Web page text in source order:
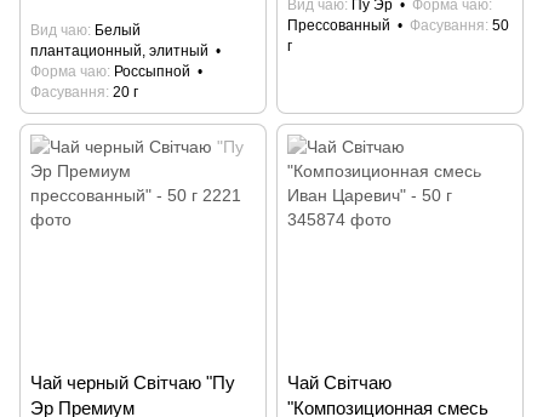
Вид чаю Белый
плантационный, элитный
Форма чаю Россыпной
Фасування 20 г
Вид чаю Пу Эр
Форма чаю
Прессованный
Фасування 50
г
Чай черный Світчаю "Пу
Эр Премиум
Чай Світчаю
"Композиционная смесь